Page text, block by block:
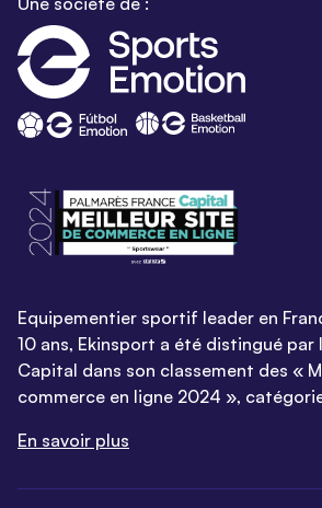
Equipementier sportif leader en
10 ans, Ekinsport a été distingué
Capital dans son classement des «
commerce en ligne 2024 »,
En savoir plus